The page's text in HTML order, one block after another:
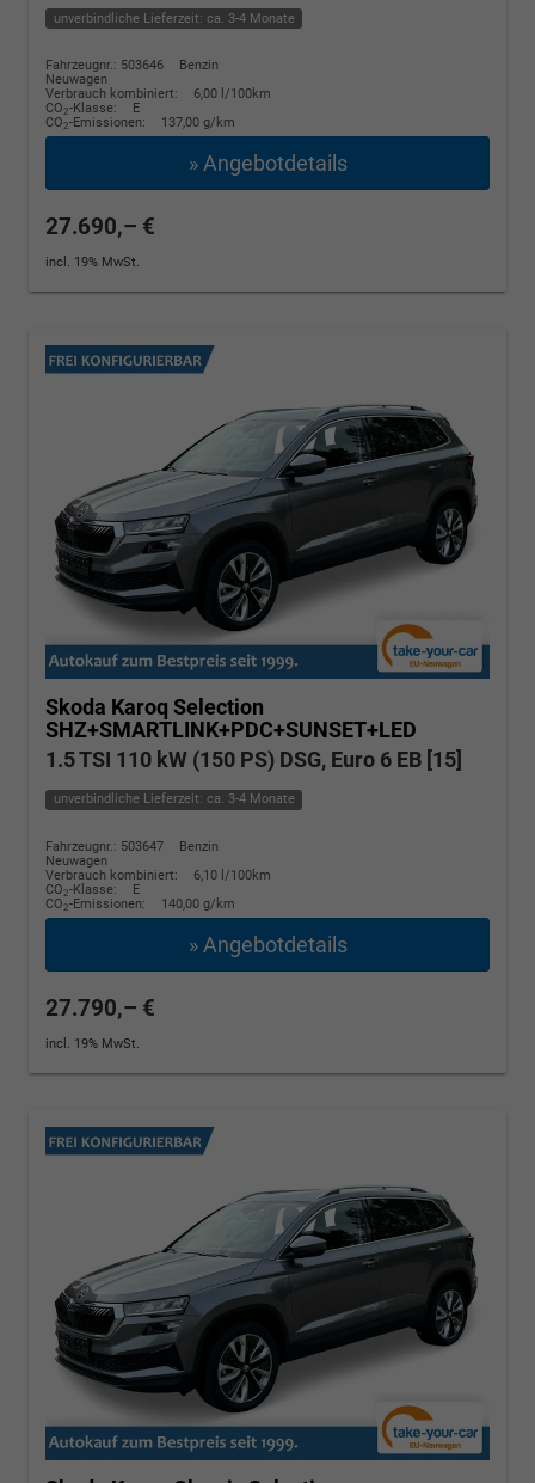
unverbindliche Lieferzeit: ca. 3-4 Monate
Fahrzeugnr.: 503646
Benzin
Neuwagen
Verbrauch kombiniert:
6,00 l/100km
CO2-Klasse:
E
CO2-Emissionen: 137,00 g/km
» Angebotdetails
27.690,– €
incl. 19% MwSt.
Skoda Karoq Selection
SHZ+SMARTLINK+PDC+SUNSET+LED
1.5 TSI 110 kW (150 PS) DSG, Euro 6 EB [15]
unverbindliche Lieferzeit: ca. 3-4 Monate
Fahrzeugnr.: 503647
Benzin
Neuwagen
Verbrauch kombiniert:
6,10 l/100km
CO2-Klasse:
E
CO2-Emissionen: 140,00 g/km
» Angebotdetails
27.790,– €
incl. 19% MwSt.